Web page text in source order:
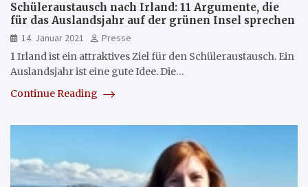
Schüleraustausch nach Irland: 11 Argumente, die
für das Auslandsjahr auf der grünen Insel sprechen
14. Januar 2021
Presse
1 Irland ist ein attraktives Ziel für den Schüleraustausch. Ein
Auslandsjahr ist eine gute Idee. Die…
Continue Reading